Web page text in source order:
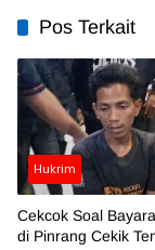
Pos Terkait
Hukrim
Cekcok Soal
di Pinrang Cekik